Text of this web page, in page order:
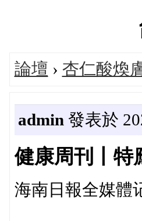
論壇 › 杏仁酸煥
admin 發表於
健康周刊丨特
海南日報全媒體